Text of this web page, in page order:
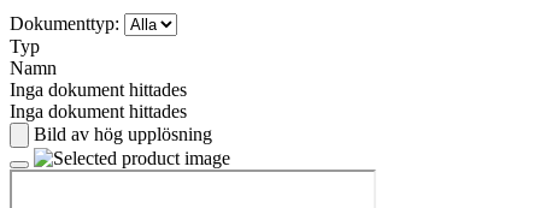
Dokumenttyp:
Typ
Namn
Inga dokument hittades
Inga dokument hittades
Bild av hög upplösning